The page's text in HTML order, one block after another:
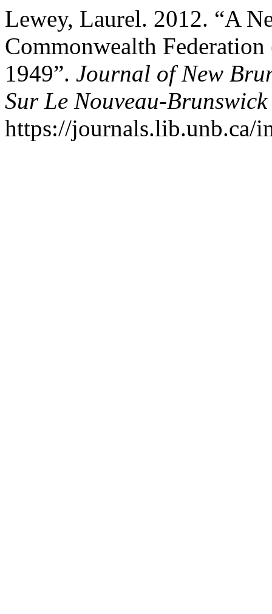
Lewey, Laurel. 2012. “A
Commonwealth
1949”. Journal of New
Sur Le Nouveau-Brunswick
https://journals.lib.unb.ca/